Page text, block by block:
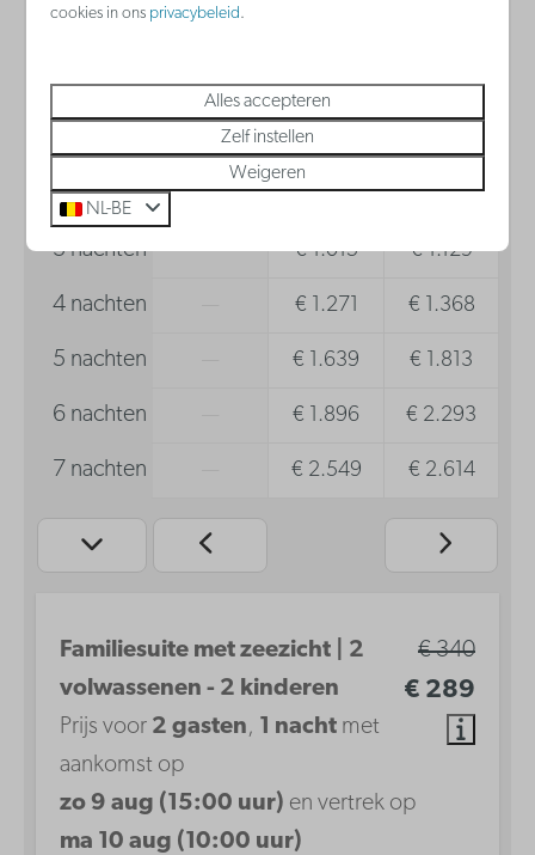
8 aug
9 aug
10 aug
€ 289
2 nachten — € 624 € 726
3 nachten — € 1.015 € 1.129
4 nachten € 1.271 € 1.368
5 nachten € 1.639 € 1.813
6 nachten € 1.896 € 2.293
7 nachten € 2.549 € 2.614
€ 340
€ 289
Familiesuite met zeezicht | 2
volwassenen - 2 kinderen
Prijs voor 2 gasten, 1 nacht met
aankomst op
zo 9 aug (15:00 uur) en vertrek op
ma 10 aug (10:00 uur)
cookies in ons privacybeleid.
Alles accepteren
Zelf instellen
Weigeren
NL-BE